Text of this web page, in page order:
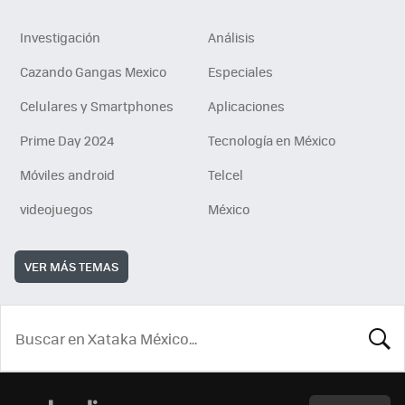
Investigación
Análisis
Cazando Gangas Mexico
Especiales
Celulares y Smartphones
Aplicaciones
Prime Day 2024
Tecnología en México
Móviles android
Telcel
videojuegos
México
VER MÁS TEMAS